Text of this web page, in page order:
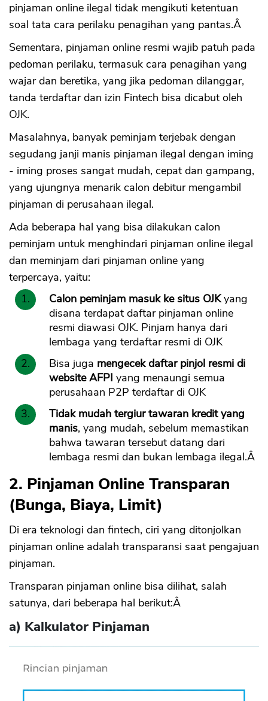
pinjaman online ilegal tidak mengikuti ketentuan
soal tata cara perilaku penagihan yang pantas.Â
Sementara, pinjaman online resmi wajib patuh pada
pedoman perilaku, termasuk cara penagihan yang
wajar dan beretika, yang jika pedoman dilanggar,
tanda terdaftar dan izin Fintech bisa dicabut oleh
OJK.
Masalahnya, banyak peminjam terjebak dengan
segudang janji manis pinjaman ilegal dengan iming
- iming proses sangat mudah, cepat dan gampang,
yang ujungnya menarik calon debitur mengambil
pinjaman di perusahaan ilegal.
Ada beberapa hal yang bisa dilakukan calon
peminjam untuk menghindari pinjaman online ilegal
dan meminjam dari pinjaman online yang
terpercaya, yaitu:
Calon peminjam masuk ke situs OJKyang
disana terdapat daftar pinjaman online
resmi diawasi OJK. Pinjam hanya dari
lembaga yang terdaftar resmi di OJK
Bisa juga mengecek daftar pinjol resmi di
website AFPI yang menaungi semua
perusahaan P2P terdaftar di OJK
Tidak mudah tergiur tawaran kredit yang
manis, yang mudah, sebelum memastikan
bahwa tawaran tersebut datang dari
lembaga resmi dan bukan lembaga ilegal.Â
2. Pinjaman Online Transparan
(Bunga, Biaya, Limit)
Di era teknologi dan fintech, ciri yang ditonjolkan
pinjaman online adalah transparansi saat pengajuan
pinjaman.
Transparan pinjaman online bisa dilihat, salah
satunya, dari beberapa hal berikut:Â
a) Kalkulator Pinjaman